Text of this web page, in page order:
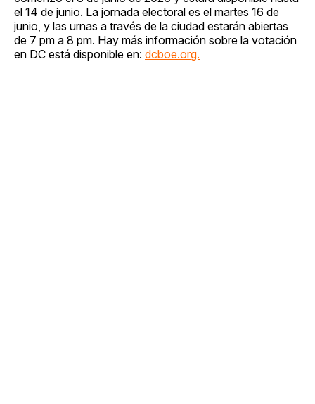
el 14 de junio. La jornada electoral es el martes 16 de
junio, y las urnas a través de la ciudad estarán abiertas
de 7 pm a 8 pm. Hay más información sobre la votación
en DC está disponible en: dcboe.org.